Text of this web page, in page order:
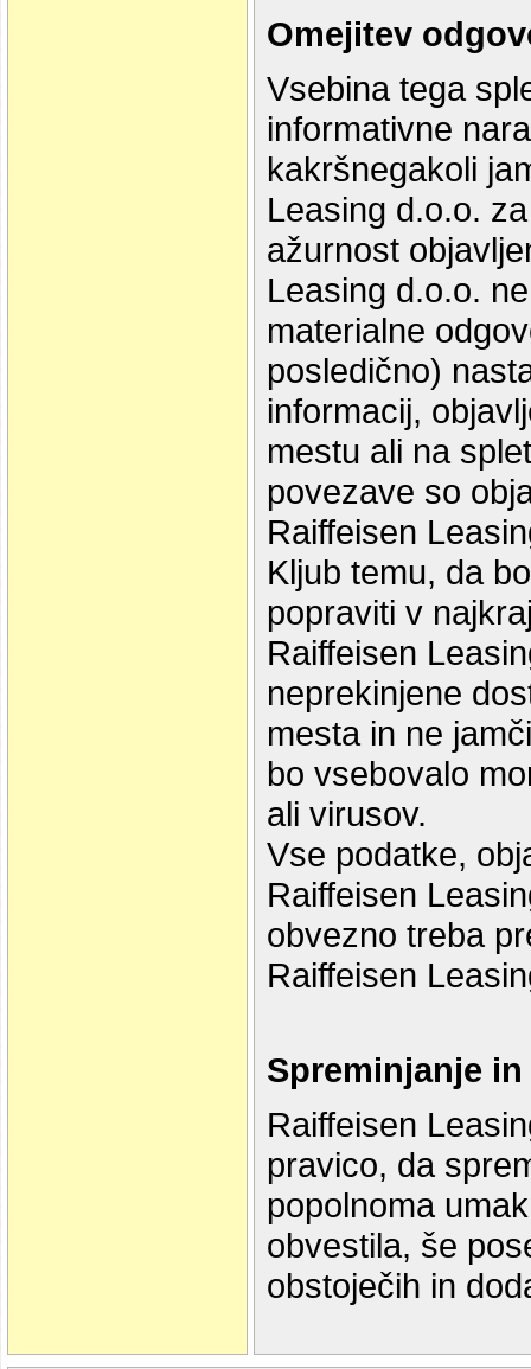
Omejitev
Vsebina tega
informativne
kakršnegakoli
Leasing d.o.o.
ažurnost
Leasing d.o.o.
materialne
posledično)
informacij,
mestu ali na
povezave so
Raiffeisen
Kljub temu, da
popraviti v
Raiffeisen
neprekinjene
mesta in ne
bo vsebovalo
ali virusov.
Vse podatke,
Raiffeisen
obvezno treba
Raiffeisen
Spreminjanje
Raiffeisen
pravico, da
popolnoma
obvestila, še
obstoječih in